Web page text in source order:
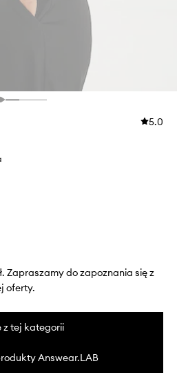
5.0
Zapraszamy do zapoznania się z
oferty.
z tej kategorii
Answear.LAB